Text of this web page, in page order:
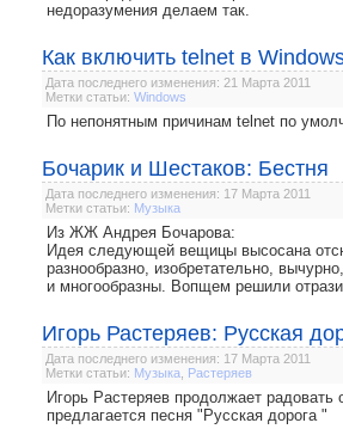
недоразумения делаем так.
Как включить telnet в
Дата последнего изменения: 21 Марта 2011
Метки статьи: Windows
По непонятным причинам telnet по
Бочарик и Шестаков: Бестня
Дата последнего изменения: 17 Марта 2011
Метки статьи: Музыка
Из ЖЖ Андрея Бочарова:
Идея следующей вещицы высосана
разнообразно, изобретательно,
и многообразны. Вопщем решили
Игорь Растеряев: Русская
Дата последнего изменения: 17 Марта 2011
Метки статьи: Музыка Растеряев
Игорь Растеряев продолжает
предлагается песня "Русская дорога "